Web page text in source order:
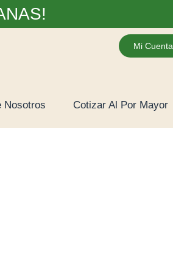
Mi Cuenta
Nosotros Cotizar Al Por Mayor